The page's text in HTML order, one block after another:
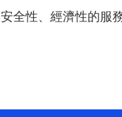
全性、經濟性的服